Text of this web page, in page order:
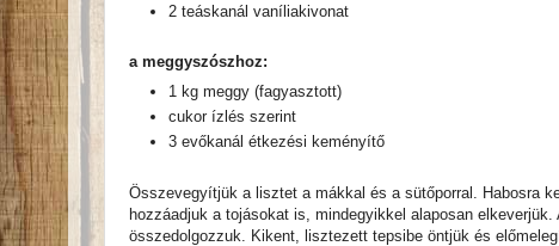
2 teáskanál vaníliakivonat
a meggyszószhoz:
1 kg meggy (fagyasztott)
cukor ízlés szerint
3 evőkanál étkezési keményítő
Összevegyítjük a lisztet a mákkal és a sütőporral. Habosra
hozzáadjuk a tojásokat is, mindegyikkel alaposan
összedolgozzuk. Kikent, lisztezett tepsibe öntjük és